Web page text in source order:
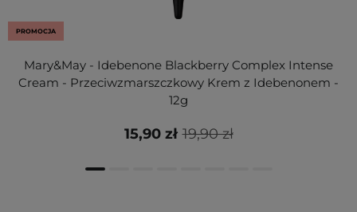
PROMOCJA
Mary&May - Idebenone Blackberry Complex Intense
Cream - Przeciwzmarszczkowy Krem z Idebenonem -
12g
19,90 zł
15,90 zł